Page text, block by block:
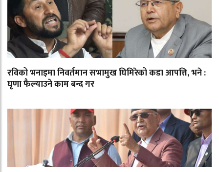
रविको भनाइमा निवर्तमान सभामुख घिमिरेको कडा आपत्ति, भने :
घृणा फैल्याउने काम बन्द गर